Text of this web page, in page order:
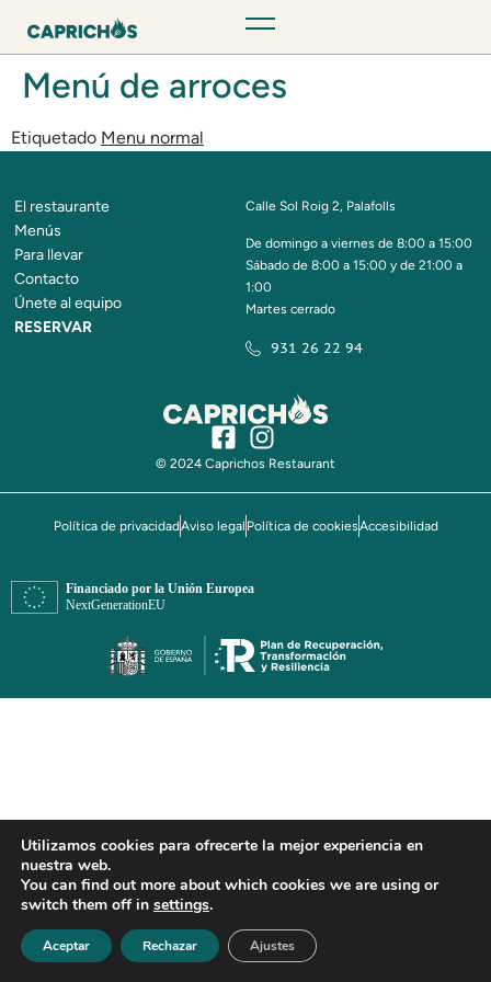
Menú de arroces
Etiquetado Menu normal
El restaurante
Menús
Para llevar
Contacto
Únete al equipo
RESERVAR
Calle Sol Roig 2, Palafolls
De domingo a viernes de 8:00 a 15:00
Sábado de 8:00 a 15:00 y de 21:00 a
1:00
Martes cerrado
931 26 22 94
© 2024 Caprichos Restaurant
Política de privacidadAviso legal Política de cookiesAccesibilidad
Utilizamos cookies para ofrecerte la mejor experiencia en
nuestra web.
You can find out more about which cookies we are using or
switch them off in settings.
Aceptar Rechazar Ajustes